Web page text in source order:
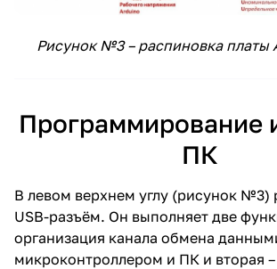
Рисунок №3 – распиновка платы
Программирование
ПК
В левом верхнем углу (рисунок №3)
USB-разъём. Он выполняет две
организация канала обмена
микроконтроллером и ПК и вторая –